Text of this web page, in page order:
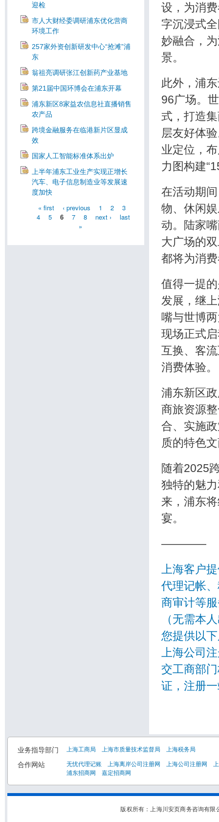
迎检
市人大财经委调研浦东优化营商
环境工作
257家外资创新研发中心“抢滩”浦
东
翁祖亮调研张江创新药产业基地
第21届中国环博会在浦东开幕
浦东新区8家益农信息社直播销售
农产品
跨境金融服务在临港新片区显成
效
国家人工智能标准体系出炉
上半年浦东工业生产实现正增长
汽车、电子信息制造业等发展速
度加快
« first ‹ previous 1 2
3
4
5 6 7 8 next ›
last
»
设，为消
字沉浸式
妙融合，
景。
此外，浦
96广场。
式，打造
层友好体
业定位，
力图构建
在活动期
物、休闲
动。陆家
大广场的
都将为消
值得一提
发展，继
嘴与世博
现场正式
互换、客
消费体验。
浦东新区
商旅资源
合、实施
质的特色
随着2025
独特的魅
来，浦东
宴。
————
上海客户
代理记帐
商审计等
（无需本
您提供以
上海公司
交工商部
证，注册
业务指导部门 上海工商局 上海市质量技术监督局 上海税务局
合作网站 无忧代理记账 上海离岸公司注册网 上海公司注册网
浦东招商网
嘉定招商网
版权所有：上海川安页商务咨询有